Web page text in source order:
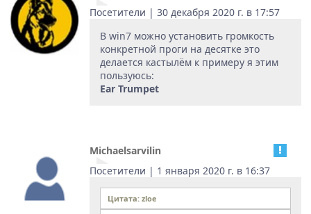
Посетители | 30 декабря 2020 г. в 17:57
В win7 можно установить громкость
конкретной проги на десятке это
делается кастылём к примеру я этим
пользуюсь:
Ear Trumpet
Michaelsarvilin
Посетители | 1 января 2020 г. в 16:37
Цитата: zloe